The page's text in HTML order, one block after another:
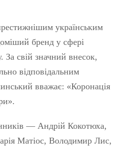
українським
бренд у сфері
За свій значний внесок,
відповідальним
вважає: «Коронація
— Андрій Кокотюха,
Матіос, Володимир Лис,